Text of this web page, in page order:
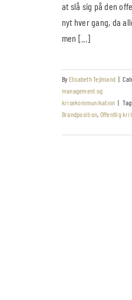
at slå sig på den
nyt hver gang, da
men [...]
By Elisabeth Tejlmand |
management og
krisekommunikation |
Brandposition, Offentlig